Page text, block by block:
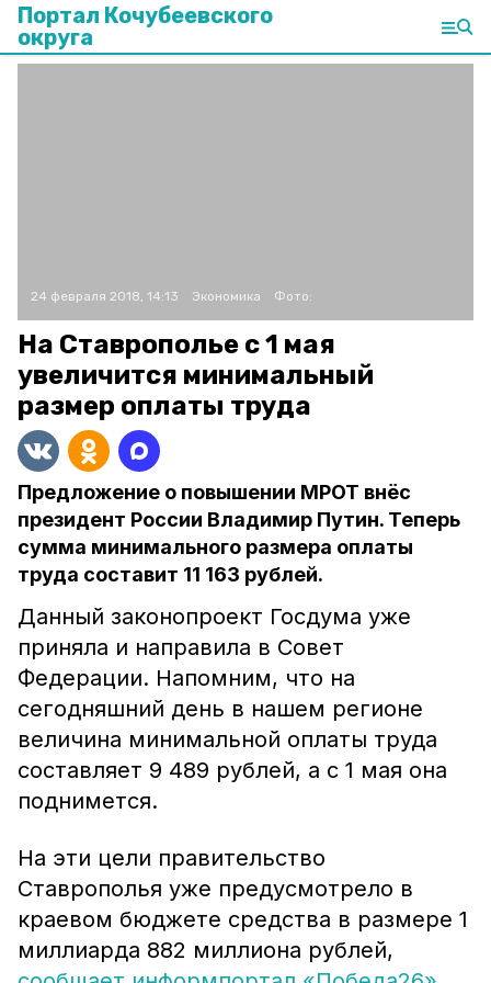
Портал Кочубеевского
округа
24 февраля 2018, 14:13 Экономика Фото:
На Ставрополье с 1 мая
увеличится минимальный
размер оплаты труда
Предложение о повышении МРОТ внёс
президент России Владимир Путин. Теперь
сумма минимального размера оплаты
труда составит 11 163 рублей.
Данный законопроект Госдума уже
приняла и направила в Совет
Федерации. Напомним, что на
сегодняшний день в нашем регионе
величина минимальной оплаты труда
составляет 9 489 рублей, а с 1 мая она
поднимется.
На эти цели правительство
Ставрополья уже предусмотрело в
краевом бюджете средства в размере 1
миллиарда 882 миллиона рублей,